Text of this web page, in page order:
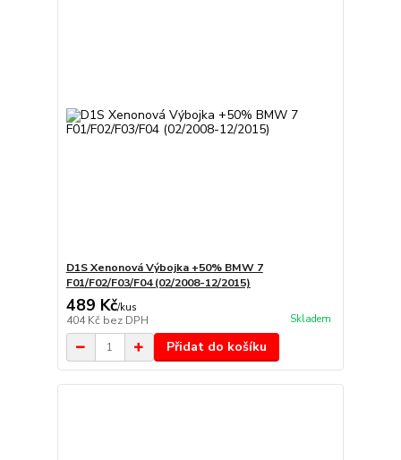
D1S Xenonová Výbojka +50% BMW 7
F01/F02/F03/F04 (02/2008-12/2015)
489 Kč/kus
404 Kč bez DPH Skladem
Přidat do košíku